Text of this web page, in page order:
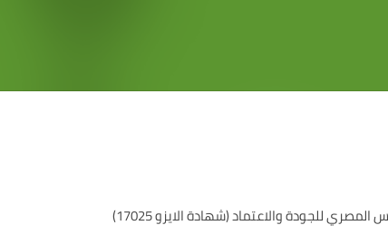
للجودة والاعتماد (شهادة الايزو 17025)